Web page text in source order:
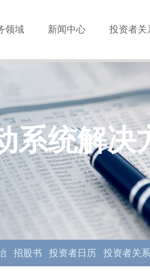
领域 新闻中心 投资者关
系统解决
招股书 投资者日历 投资者关